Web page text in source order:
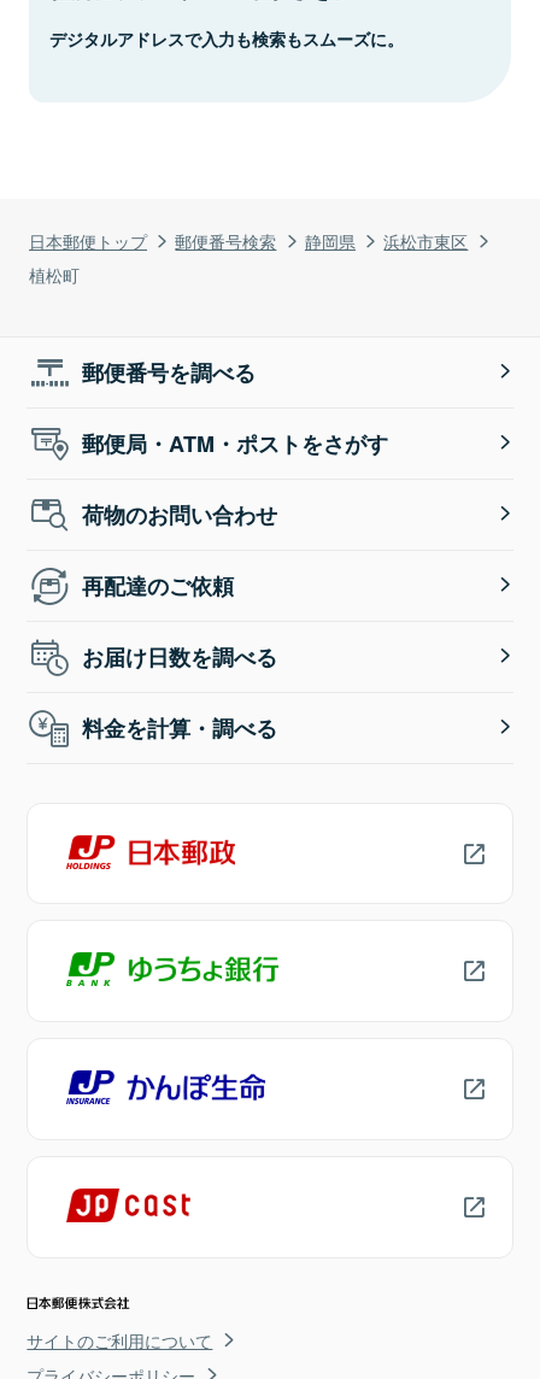
日本郵便トップ 郵便番号検索 静岡県
浜松市東区
植松町
デジタルアドレスで入力も検索もスムーズに。
郵便番号を調べる
郵便局・ATM・ポストをさがす
荷物のお問い合わせ
再配達のご依頼
お届け日数を調べる
料金を計算・調べる
サイトのご利用について